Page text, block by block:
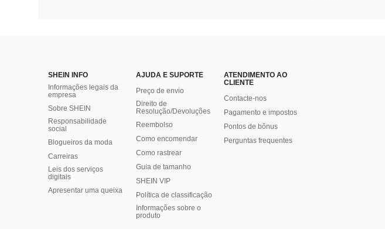
SHEIN INFO
Informações legais da
empresa
Sobre SHEIN
Responsabilidade
social
Blogueiros da moda
Carreiras
Leis dos serviços
digitais
Apresentar uma queixa
AJUDA E SUPORTE
Preço de envio
Direito de
Resolução/Devoluções
Reembolso
Como encomendar
Como rastrear
Guia de tamanho
SHEIN VIP
Política de classificação
​Informações sobre o
produto
ATENDIMENTO AO
CLIENTE
Contacte-nos
Pagamento e impostos
Pontos de bônus
Perguntas frequentes